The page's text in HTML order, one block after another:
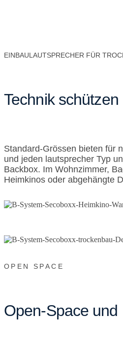
EINBAULAUTSPRECHER FÜR
Technik schützen
Standard-Grössen bieten für
und jeden lautsprecher Typ
Backbox. Im Wohnzimmer,
Heimkinos oder abgehängte
OPEN SPACE
Open-Space und